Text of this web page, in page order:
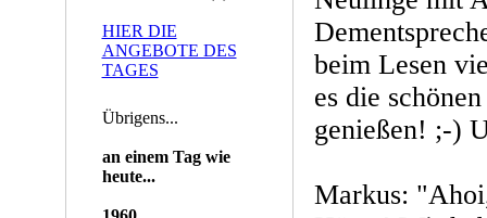
HIER DIE
ANGEBOTE DES
TAGES
Übrigens...
an einem Tag wie
heute...
beim Lesen
es die
genießen! ;-)
Markus: